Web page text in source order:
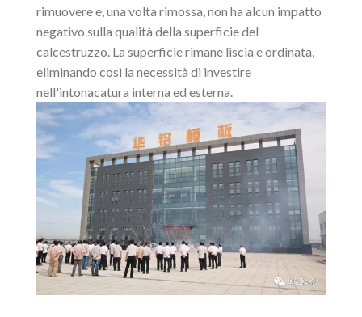
rimuovere e, una volta rimossa, non ha alcun impatto
negativo sulla qualità della superficie del
calcestruzzo. La superficie rimane liscia e ordinata,
eliminando così la necessità di investire
nell'intonacatura interna ed esterna.